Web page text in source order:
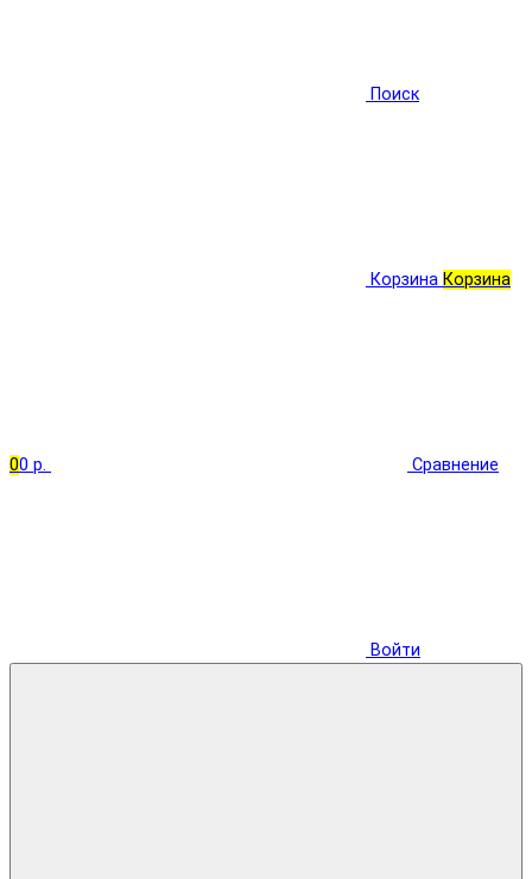
Поиск
Корзина Корзина
00 р. Сравнение
Войти